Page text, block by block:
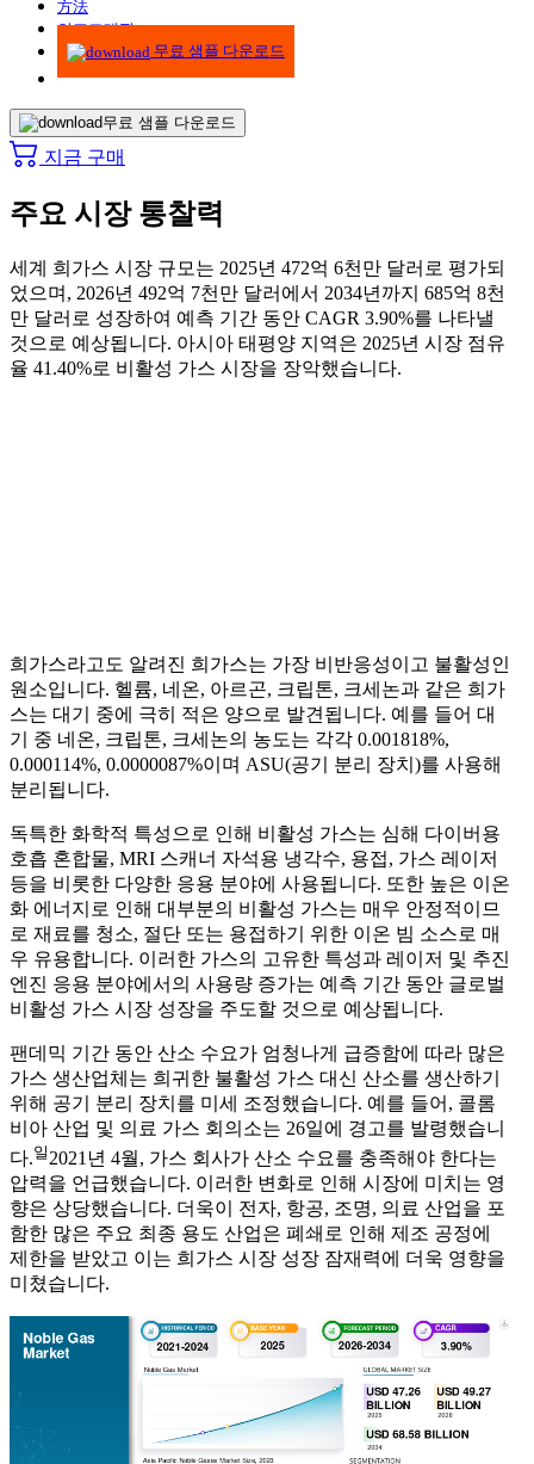
方法
인포그래픽
무료 샘플 다운로드
무료 샘플 다운로드
지금 구매
주요 시장 통찰력
세계 희가스 시장 규모는 2025년 472억 6천만 달러로 평가되
었으며, 2026년 492억 7천만 달러에서 2034년까지 685억 8천
만 달러로 성장하여 예측 기간 동안 CAGR 3.90%를 나타낼
것으로 예상됩니다. 아시아 태평양 지역은 2025년 시장 점유
율 41.40%로 비활성 가스 시장을 장악했습니다.
희가스라고도 알려진 희가스는 가장 비반응성이고 불활성인
원소입니다. 헬륨, 네온, 아르곤, 크립톤, 크세논과 같은 희가
스는 대기 중에 극히 적은 양으로 발견됩니다. 예를 들어 대
기 중 네온, 크립톤, 크세논의 농도는 각각 0.001818%,
0.000114%, 0.0000087%이며 ASU(공기 분리 장치)를 사용해
분리됩니다.
독특한 화학적 특성으로 인해 비활성 가스는 심해 다이버용
호흡 혼합물, MRI 스캐너 자석용 냉각수, 용접, 가스 레이저
등을 비롯한 다양한 응용 분야에 사용됩니다. 또한 높은 이온
화 에너지로 인해 대부분의 비활성 가스는 매우 안정적이므
로 재료를 청소, 절단 또는 용접하기 위한 이온 빔 소스로 매
우 유용합니다. 이러한 가스의 고유한 특성과 레이저 및 추진
엔진 응용 분야에서의 사용량 증가는 예측 기간 동안 글로벌
비활성 가스 시장 성장을 주도할 것으로 예상됩니다.
팬데믹 기간 동안 산소 수요가 엄청나게 급증함에 따라 많은
가스 생산업체는 희귀한 불활성 가스 대신 산소를 생산하기
위해 공기 분리 장치를 미세 조정했습니다. 예를 들어, 콜롬
비아 산업 및 의료 가스 회의소는 26일에 경고를 발령했습니
다.일 2021년 4월, 가스 회사가 산소 수요를 충족해야 한다는
압력을 언급했습니다. 이러한 변화로 인해 시장에 미치는 영
향은 상당했습니다. 더욱이 전자, 항공, 조명, 의료 산업을 포
함한 많은 주요 최종 용도 산업은 폐쇄로 인해 제조 공정에
제한을 받았고 이는 희가스 시장 성장 잠재력에 더욱 영향을
미쳤습니다.